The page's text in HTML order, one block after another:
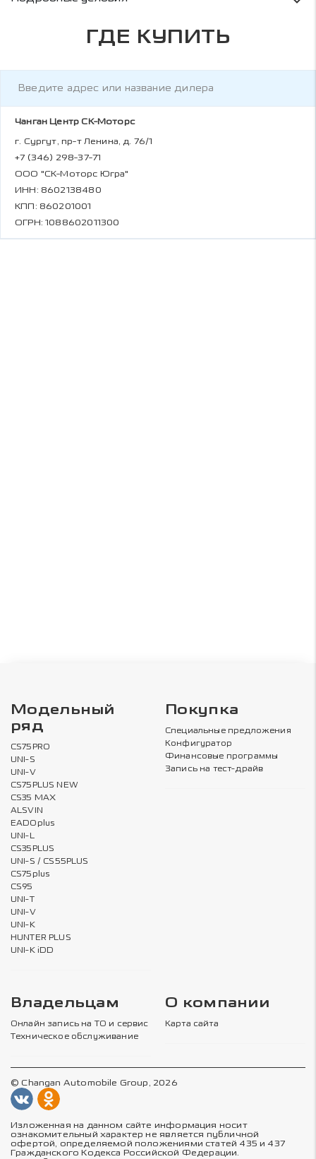
ГДЕ КУПИТЬ
Чанган Центр СК-Моторс
г. Сургут, пр-т Ленина, д. 76/1
+7 (346) 298-37-71
ООО "СК-Моторс Югра"
ИНН: 8602138480
КПП: 860201001
ОГРН: 1088602011300
Модельный
ряд
CS75PRO
UNI-S
UNI-V
CS75PLUS NEW
CS35 MAX
ALSVIN
EADOplus
UNI-L
CS35PLUS
UNI-S / CS55PLUS
CS75plus
CS95
UNI-T
UNI-V
UNI-K
HUNTER PLUS
UNI-K iDD
Покупка
Специальные предложения
Конфигуратор
Финансовые программы
Запись на тест-драйв
Владельцам
Онлайн запись на ТО и сервис
Техническое обслуживание
О компании
Карта сайта
© Changan Automobile Group, 2026
Изложенная на данном сайте информация носит
ознакомительный характер не является публичной
офертой, определяемой положениями статей 435 и 437
Гражданского Кодекса Российской Федерации.